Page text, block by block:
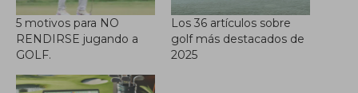
5 motivos para NO
RENDIRSE jugando a
GOLF.
Los 36 artículos sobre
golf más destacados de
2025